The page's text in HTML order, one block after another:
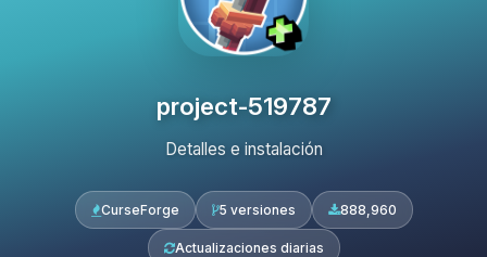
project-519787
Detalles e instalación
CurseForge 5 versiones 888,960
Actualizaciones diarias